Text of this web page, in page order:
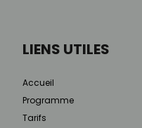
LIENS UTILES
Accueil
Programme
Tarifs